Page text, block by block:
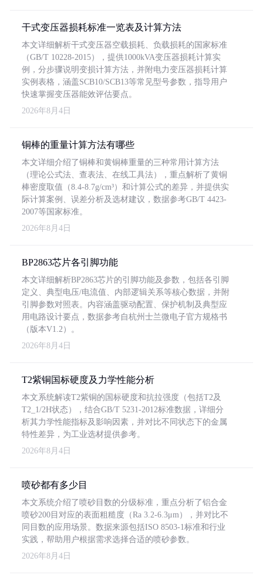
干式变压器损耗标准一览表及计算方法
本文详细解析干式变压器空载损耗、负载损耗的国家标准
（GB/T 10228-2015），提供1000kVA变压器损耗计算实
例，分步骤说明变损计算方法，并附电力变压器损耗计算
实例表格，涵盖SCB10/SCB13等常见型号参数，指导用户
快速掌握变压器能效评估要点。
2026年8月4日
铜棒的重量计算方法有哪些
本文详细介绍了铜棒和黄铜棒重量的三种常用计算方法
（理论公式法、查表法、在线工具法），重点解析了黄铜
棒密度取值（8.4-8.7g/cm³）和计算公式的差异，并提供实
际计算案例、误差分析及选材建议，数据参考GB/T 4423-
2007等国家标准。
2026年8月4日
BP2863芯片各引脚功能
本文详细解析BP2863芯片的引脚功能及参数，包括各引脚
定义、典型电压/电流值、内部逻辑关系等核心数据，并附
引脚参数对照表。内容涵盖驱动配置、保护机制及典型应
用电路设计要点，数据参考自杭州士兰微电子官方规格书
（版本V1.2）。
2026年8月4日
T2紫铜国标硬度及力学性能分析
本文系统解读T2紫铜的国标硬度和抗拉强度（包括T2及
T2_1/2H状态），结合GB/T 5231-2012标准数据，详细分
析其力学性能指标及影响因素，并对比不同状态下的金属
特性差异，为工业选材提供参考。
2026年8月4日
喷砂都有多少目
本文系统介绍了喷砂目数的分级标准，重点分析了铝合金
喷砂200目对应的表面粗糙度（Ra 3.2-6.3μm），并对比不
同目数的应用场景。数据来源包括ISO 8503-1标准和行业
实践，帮助用户根据需求选择合适的喷砂参数。
2026年8月4日